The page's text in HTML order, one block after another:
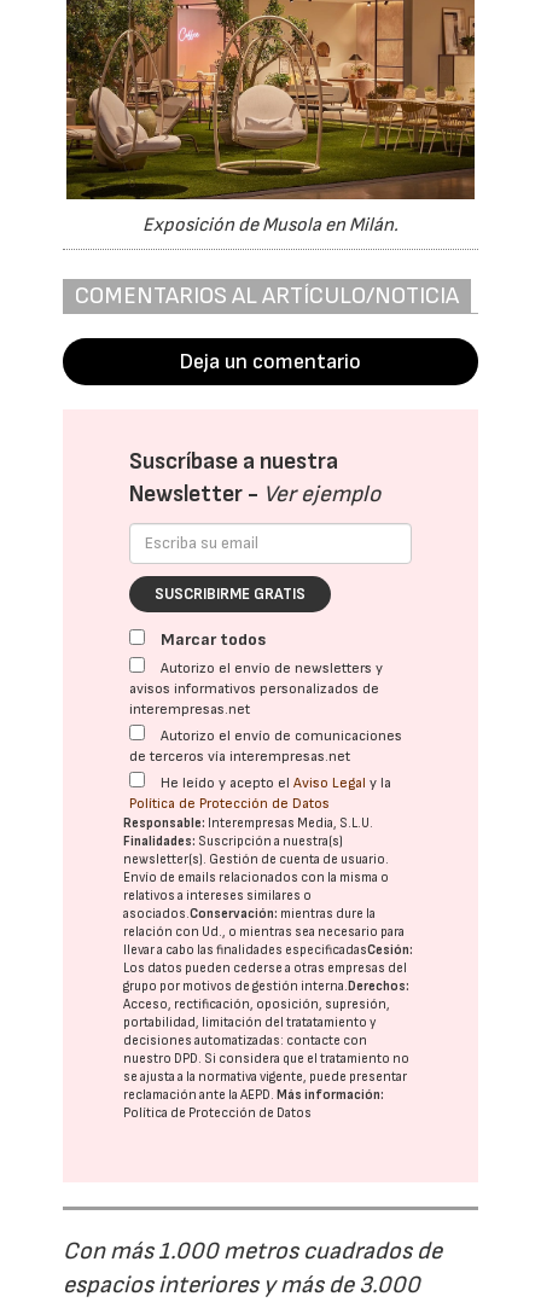
Exposición de Musola en Milán.
COMENTARIOS AL ARTÍCULO/NOTICIA
Deja un comentario
Suscríbase a nuestra
Newsletter - Ver ejemplo
SUSCRIBIRME GRATIS
Marcar todos
Autorizo el envío de newsletters y
avisos informativos personalizados de
interempresas.net
Autorizo el envío de comunicaciones
de terceros vía interempresas.net
He leído y acepto elAviso Legal y la
Política de Protección de Datos
Responsable: Interempresas Media, S.L.U.
Finalidades: Suscripción a nuestra(s)
newsletter(s). Gestión de cuenta de usuario.
Envío de emails relacionados con la misma o
relativos a intereses similares o
asociados.Conservación: mientras dure la
relación con Ud., o mientras sea necesario para
llevar a cabo las finalidades especificadasCesión:
Los datos pueden cederse a otras empresas del
grupo por motivos de gestión interna.Derechos:
Acceso, rectificación, oposición, supresión,
portabilidad, limitación del tratatamiento y
decisiones automatizadas: contacte con
nuestro DPD . Si considera que el tratamiento no
se ajusta a la normativa vigente, puede presentar
reclamación ante laAEPD .Más información:
Política de Protección de Datos
Con más 1.000 metros cuadrados de
espacios interiores y más de 3.000